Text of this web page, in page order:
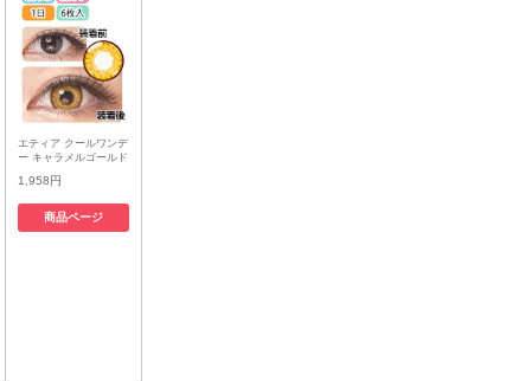
エティア クールワンデ
ー キャラメルゴールド
1,958円
商品ページ